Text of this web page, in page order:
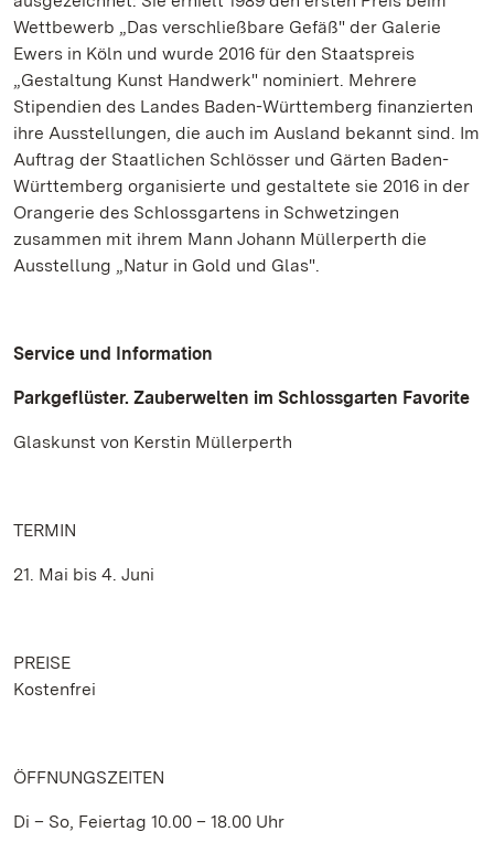
Wettbewerb „Das verschließbare Gefäß" der Galerie
Ewers in Köln und wurde 2016 für den Staatspreis
„Gestaltung Kunst Handwerk" nominiert. Mehrere
Stipendien des Landes Baden-Württemberg finanzierten
ihre Ausstellungen, die auch im Ausland bekannt sind. Im
Auftrag der Staatlichen Schlösser und Gärten Baden-
Württemberg organisierte und gestaltete sie 2016 in der
Orangerie des Schlossgartens in Schwetzingen
zusammen mit ihrem Mann Johann Müllerperth die
Ausstellung „Natur in Gold und Glas".
Service und Information
Parkgeflüster. Zauberwelten im Schlossgarten Favorite
Glaskunst von Kerstin Müllerperth
TERMIN
21. Mai bis 4. Juni
PREISE
Kostenfrei
ÖFFNUNGSZEITEN
Di – So, Feiertag 10.00 – 18.00 Uhr